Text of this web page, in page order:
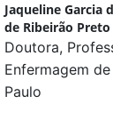
Jaqueline Garcia
de Ribeirão
Doutora,
Enfermagem
Paulo